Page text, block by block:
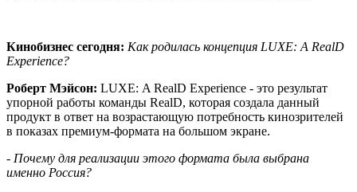
Кинобизнес сегодня: Как родилась концепция LUXE: A RealD
Experience?
Роберт Мэйсон: LUXE: A RealD Experience - это результат
упорной работы команды RealD, которая создала данный
продукт в ответ на возрастающую потребность кинозрителей
в показах премиум-формата на большом экране.
- Почему для реализации этого формата была выбрана
именно Россия?